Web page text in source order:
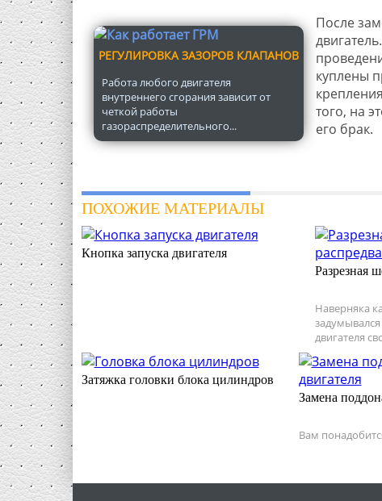
РЕГУЛИРОВКА ЗАЗОРОВ КЛАПАНОВ
Работа любого двигателя
внутреннего сгорания зависит от
четкой работы
газораспределительного...
После
куплены
того, на
его брак.
ПОХОЖИЕ МАТЕРИАЛЫ
Кнопка запуска двигателя
Разрезная
Наверняка
двигателя
Затяжка головки блока цилиндров
Замена
Вам